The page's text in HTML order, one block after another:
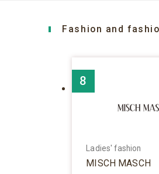
Fashion and
8
Ladies' fashion
MISCH MASCH